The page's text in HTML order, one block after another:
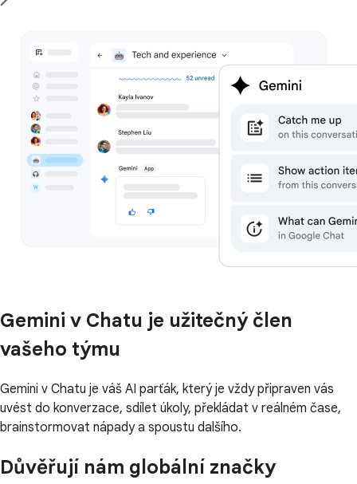
Gemini v Chatu je užitečný člen
vašeho týmu
Gemini v Chatu je váš AI parťák, který je vždy připraven vás
uvést do konverzace, sdílet úkoly, překládat v reálném čase,
brainstormovat nápady a spoustu dalšího.
Důvěřují nám globální značky